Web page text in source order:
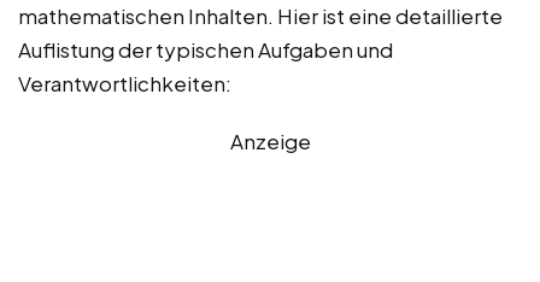
mathematischen Inhalten. Hier ist eine detaillierte
Auflistung der typischen Aufgaben und
Verantwortlichkeiten:
Anzeige